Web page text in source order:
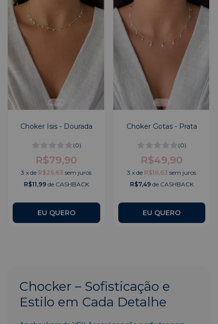
Choker Isis - Dourada
(0)
R$79,90
3 xde R$26,63 sem juros
R$11,99de CASHBACK
Choker Gotas - Prata
(0)
R$49,90
3 xde R$16,63 sem juros
R$7,49de CASHBACK
Chocker – Sofisticação e
Estilo em Cada Detalhe